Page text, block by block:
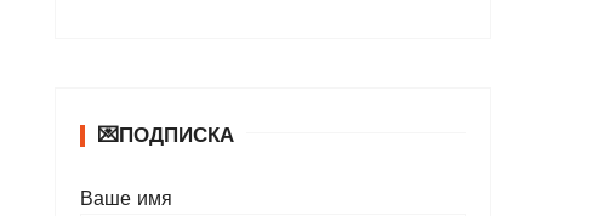
💌ПОДПИСКА
Ваше имя